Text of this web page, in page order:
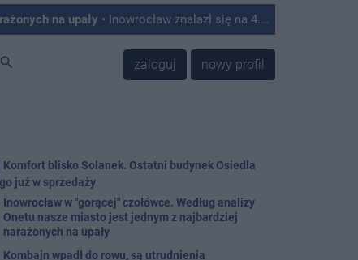
na upały • Inowrocław znalazł się na 4. miejscu w Polsce w rankingu miast najbardziej podatnych na skutki upałów. Tak wynika z analizy przygotowanej przez Onet, który opracował autorski Indeks Podatności na Upały na podstawie danych satelitarnych, informacji o zabudowie, ilości zieleni oraz struktury mieszkańców.
search zaloguj nowy profil
Komfort blisko Solanek. Ostatni budynek Osiedla
już w sprzedaży
Inowrocław w "gorącej" czołówce. Według analizy
Onetu nasze miasto jest jednym z najbardziej
narażonych na upały
Kombajn wpadł do rowu, są utrudnienia